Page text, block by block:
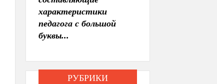
характеристики
педагога с большой
буквы...
РУБРИКИ